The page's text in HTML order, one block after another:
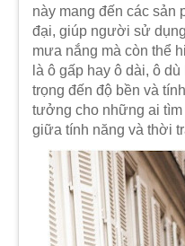
này mang đến các sản
đại, giúp người sử
mưa nắng mà còn thể
là ô gấp hay ô dài, ô
trọng đến độ bền và
tưởng cho những ai
giữa tính năng và thời